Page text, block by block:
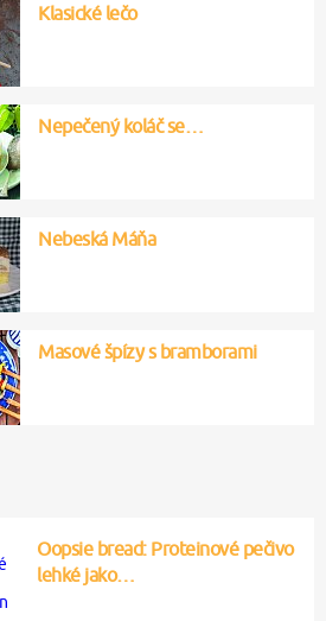
Klasické lečo
Nepečený koláč se…
Nebeská Máňa
Masové špízy s bramborami
Oopsie bread: Proteinové pečivo
lehké jako…